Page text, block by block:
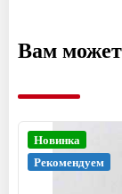
Вам
Новинка
Рекомендуем